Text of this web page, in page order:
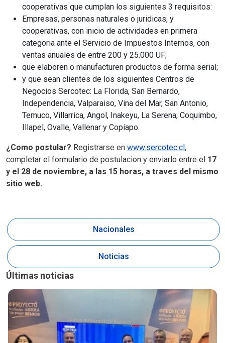
cooperativas que cumplan los siguientes 3 requisitos:
Empresas, personas naturales o juridicas, y
cooperativas, con inicio de actividades en primera
categoria ante el Servicio de Impuestos Internos, con
ventas anuales de entre 200 y 25.000 UF;
que elaboren o manufacturen productos de forma serial;
y que sean clientes de los siguientes Centros de
Negocios Sercotec: La Florida, San Bernardo,
Independencia, Valparaiso, Vina del Mar, San Antonio,
Temuco, Villarrica, Angol, Inakeyu, La Serena, Coquimbo,
Illapel, Ovalle, Vallenar y Copiapo.
¿Como postular? Registrarse en www.sercotec.cl,
completar el formulario de postulacion y enviarlo entre el 17
y el 28 de noviembre, a las 15 horas, a traves del mismo
sitio web.
Nacionales
Noticias
Últimas noticias